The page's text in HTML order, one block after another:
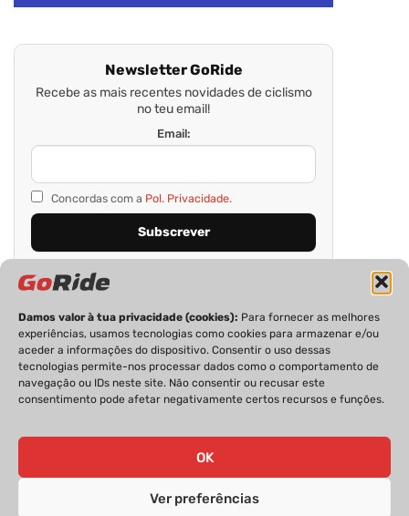
Damos valor à tua privacidade (cookies): Para fornecer as melhores
experiências, usamos tecnologias como cookies para armazenar e/ou
aceder a informações do dispositivo. Consentir o uso dessas
tecnologias permite-nos processar dados como o comportamento de
navegação ou IDs neste site. Não consentir ou recusar este
consentimento pode afetar negativamente certos recursos e funções.
OK
Ver preferências
Newsletter GoRide
Recebe as mais recentes novidades de ciclismo
no teu email!
Email:
Concordas com a Pol. Privacidade.
PRIVACIDADE FICHA TÉCNICA
ESTATUTO EDITORIAL